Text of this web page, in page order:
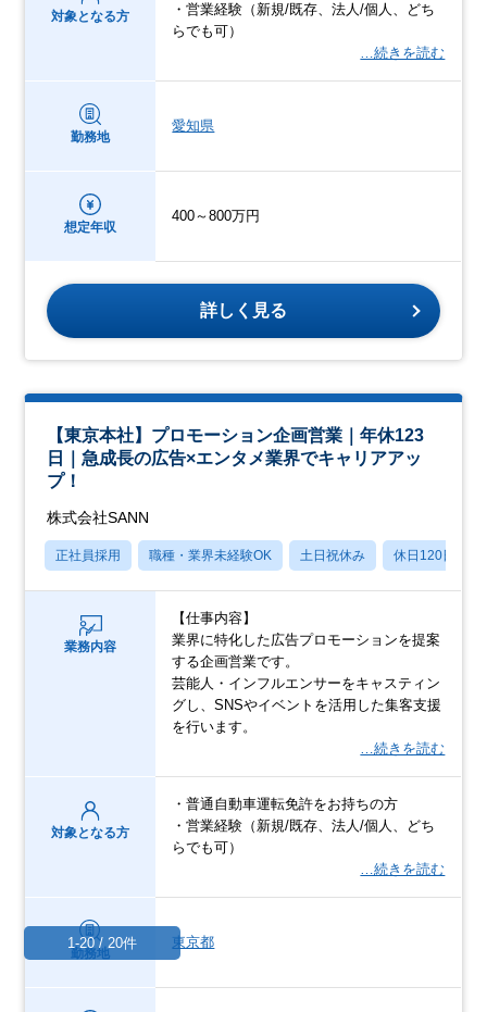
対象となる方
・営業経験（新規/既存、法人/個人、どち
らでも可）
…続きを読む
勤務地
愛知県
想定年収
400～800万円
詳しく見る
【東京本社】プロモーション企画営業｜年休123
日｜急成長の広告×エンタメ業界でキャリアアッ
プ！
株式会社SANN
正社員採用 職種・業界未経験OK 土日祝休み 休日120日以上
業務内容
【仕事内容】
業界に特化した広告プロモーションを提案
する企画営業です。
芸能人・インフルエンサーをキャスティン
グし、SNSやイベントを活用した集客支援
を行います。
…続きを読む
対象となる方
・普通自動車運転免許をお持ちの方
・営業経験（新規/既存、法人/個人、どち
らでも可）
…続きを読む
勤務地
東京都
1-20 / 20件